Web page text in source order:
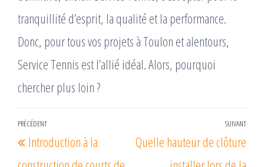
tranquillité d’esprit, la qualité et la performance.
Donc, pour tous vos projets à Toulon et alentours,
Service Tennis est l’allié idéal. Alors, pourquoi
chercher plus loin ?
Navigation
de
Article
précédent
PRÉCÉDENT
Introduction à la
SUIVANT
Quelle hauteur de clôture